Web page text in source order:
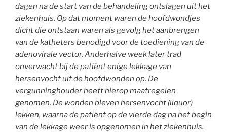
dagen na de start van de behandeling ontslagen uit het
ziekenhuis. Op dat moment waren de hoofdwondjes
dicht die ontstaan waren als gevolg het aanbrengen
van de katheters benodigd voor de toediening van de
adenovirale vector. Anderhalve week later trad
onverwacht bij de patiënt enige lekkage van
hersenvocht uit de hoofdwonden op. De
vergunninghouder heeft hierop maatregelen
genomen. De wonden bleven hersenvocht (liquor)
lekken, waarna de patiënt op de vierde dag na het begin
van de lekkage weer is opgenomen in het ziekenhuis.